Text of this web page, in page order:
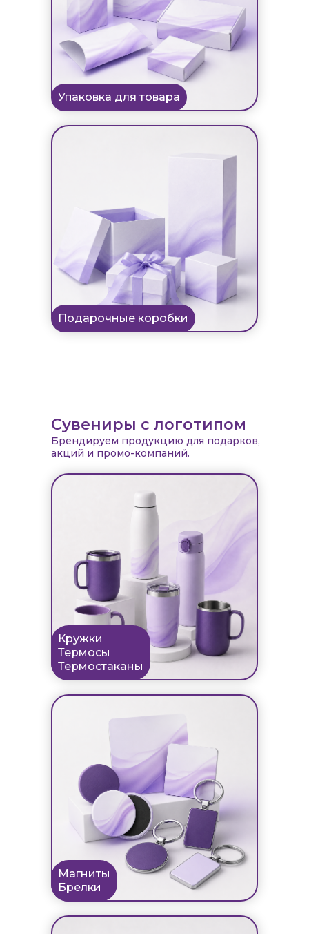
Упаковка для товара
Подарочные коробки
Сувениры с логотипом
Брендируем продукцию для подарков,
акций и промо-компаний.
Кружки
Термосы
Термостаканы
Магниты
Брелки